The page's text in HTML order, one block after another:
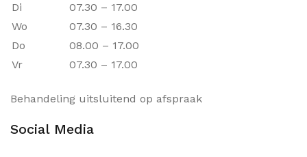
Di
07.30 – 17.00
Wo
07.30 – 16.30
Do
08.00 – 17.00
Vr
07.30 – 17.00
Behandeling uitsluitend op afspraak
Social Media